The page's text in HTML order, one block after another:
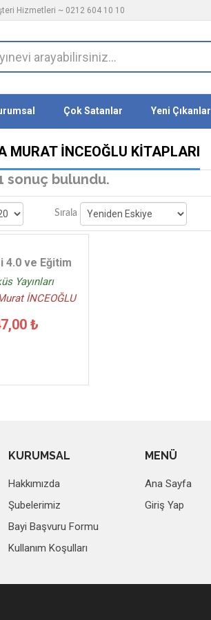
Hizmetleri ~ 0212 604 10 10
Çok Satanlar Yeni Çıkanlar
MURAT İNCEOĞLU KITAPLARI
sonuç bulundu.
Sırala Stoktakiler
4.0 ve Eğitim
Yayınları
İNCEOĞLU
₺
KURUMSAL
Hakkımızda
Şubelerimiz
Bayi Başvuru Formu
Kullanım Koşulları
MENÜ
Ana Sayfa
Giriş Yap